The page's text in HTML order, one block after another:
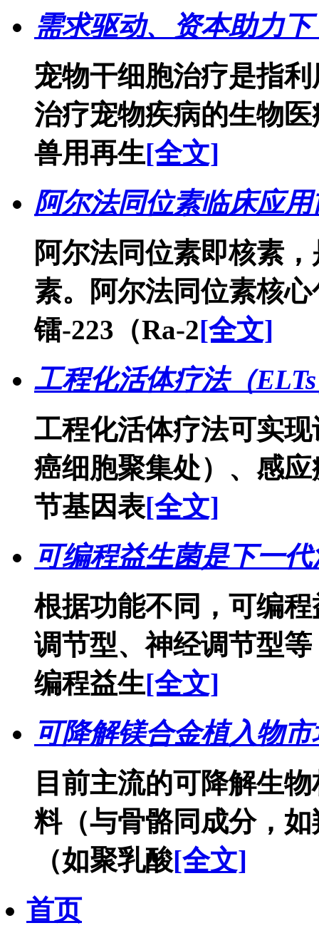
需求驱动、资本助力
宠物干细胞治疗是指
治疗宠物疾病的生物
兽用再生[全文]
阿尔法同位素临床应
阿尔法同位素即核素
素。阿尔法同位素核
镭-223（Ra-2[全文]
工程化活体疗法（
工程化活体疗法可实
癌细胞聚集处）、感
节基因表[全文]
可编程益生菌是下一
根据功能不同，可编
调节型、神经调节型
编程益生[全文]
可降解镁合金植入物
目前主流的可降解生
料（与骨骼同成分，
（如聚乳酸[全文]
首页